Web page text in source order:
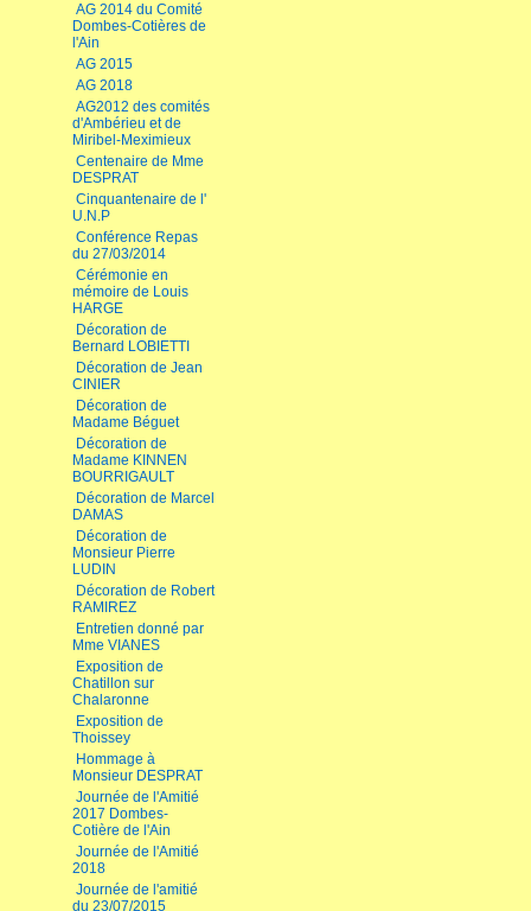
AG 2014 du Comité
Dombes-Cotières de
l'Ain
AG 2015
AG 2018
AG2012 des comités
d'Ambérieu et de
Miribel-Meximieux
Centenaire de Mme
DESPRAT
Cinquantenaire de l'
U.N.P
Conférence Repas
du 27/03/2014
Cérémonie en
mémoire de Louis
HARGE
Décoration de
Bernard LOBIETTI
Décoration de Jean
CINIER
Décoration de
Madame Béguet
Décoration de
Madame KINNEN
BOURRIGAULT
Décoration de Marcel
DAMAS
Décoration de
Monsieur Pierre
LUDIN
Décoration de Robert
RAMIREZ
Entretien donné par
Mme VIANES
Exposition de
Chatillon sur
Chalaronne
Exposition de
Thoissey
Hommage à
Monsieur DESPRAT
Journée de l'Amitié
2017 Dombes-
Cotière de l'Ain
Journée de l'Amitié
2018
Journée de l'amitié
du 23/07/2015